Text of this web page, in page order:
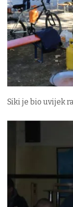
Siki je bio uvijek